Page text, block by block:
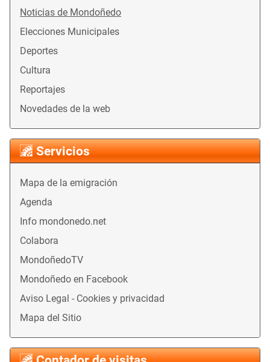
Noticias de Mondoñedo
Elecciones Municipales
Deportes
Cultura
Reportajes
Novedades de la web
Servicios
Mapa de la emigración
Agenda
Info mondonedo.net
Colabora
MondoñedoTV
Mondoñedo en Facebook
Aviso Legal - Cookies y privacidad
Mapa del Sitio